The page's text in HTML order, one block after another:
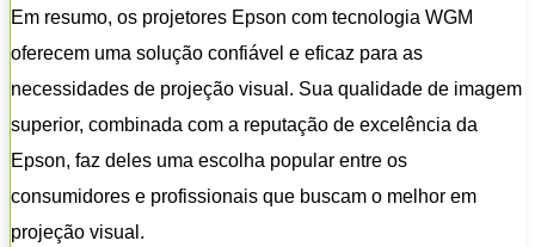
Em resumo, os projetores Epson com tecnologia WGM
oferecem uma solução confiável e eficaz para as
necessidades de projeção visual. Sua qualidade de imagem
superior, combinada com a reputação de excelência da
Epson, faz deles uma escolha popular entre os
consumidores e profissionais que buscam o melhor em
projeção visual.